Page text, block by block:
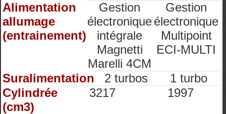
Alimentation
allumage
(entrainement)
Gestion
électronique
intégrale
Magnetti
Marelli 4CM
Gestion
électronique
Multipoint
ECI-MULTI
Suralimentation 2 turbos
1 turbo
Cylindrée
(cm3)
3217 1997